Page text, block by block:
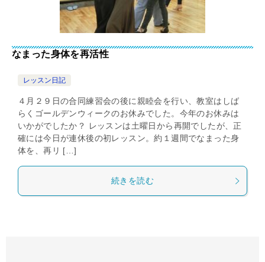
なまった身体を再活性
レッスン日記
４月２９日の合同練習会の後に親睦会を行い、教室はしば
らくゴールデンウィークのお休みでした。今年のお休みは
いかがでしたか？ レッスンは土曜日から再開でしたが、正
確には今日が連休後の初レッスン。約１週間でなまった身
体を、再リ […]
続きを読む